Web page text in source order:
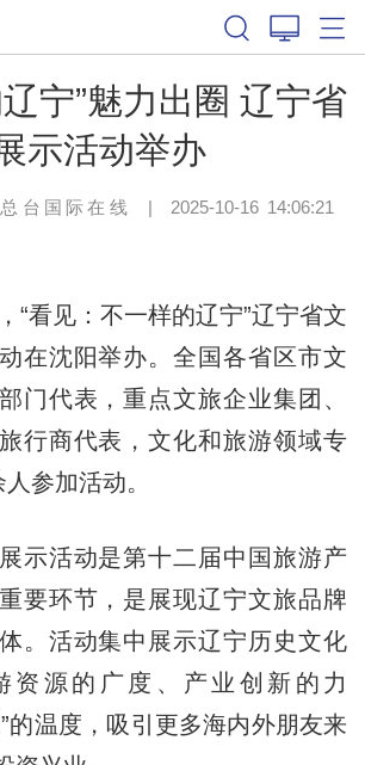
宁”魅力出圈 辽宁省
示活动举办
台国际在线 | 2025-10-16 14:06:21
见：不一样的辽宁”辽宁省文
在沈阳举办。全国各省区市文
门代表，重点文旅企业集团、
行商代表，文化和旅游领域专
参加活动。
活动是第十二届中国旅游产
要环节，是展现辽宁文旅品牌
。活动集中展示辽宁历史文化
资源的广度、产业创新的力
的温度，吸引更多海内外朋友来